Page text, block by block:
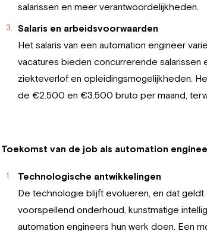
salarissen en meer verantwoordelijkheden.
Salaris en arbeidsvoorwaarden
Het salaris van een automation engineer
vacatures bieden concurrerende salarissen
ziekteverlof en opleidingsmogelijkheden.
de €2.500 en €3.500 bruto per maand,
Toekomst van de job als automation
Technologische antwikkelingen
De technologie blijft evolueren, en dat
voorspellend onderhoud, kunstmatige
automation engineers hun werk doen. Een